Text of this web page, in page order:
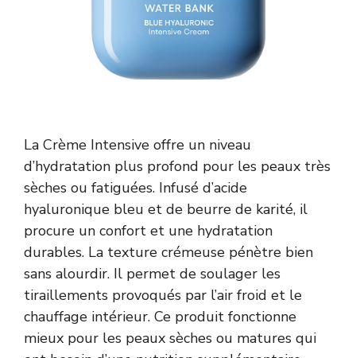
La Crème Intensive offre un niveau
d’hydratation plus profond pour les peaux très
sèches ou fatiguées. Infusé d’acide
hyaluronique bleu et de beurre de karité, il
procure un confort et une hydratation
durables. La texture crémeuse pénètre bien
sans alourdir. Il permet de soulager les
tiraillements provoqués par l’air froid et le
chauffage intérieur. Ce produit fonctionne
mieux pour les peaux sèches ou matures qui